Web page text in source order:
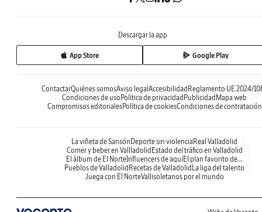
Descargar la app
App Store Google Play
ContactarQuiénes somosAviso legal Accesibilidad Reglamento UE 2024/
Condiciones de uso Política de privacidad Publicidad Mapa web
Compromisos editorialesPolítica de cookiesCondiciones de contratación
La viñeta de Sansón Deporte sin violencia Real Valladolid
Comer y beber en Vallladolid Estado del tráfico en Valladolid
El álbum de El NorteInfluencers de aquíEl plan favorito de...
Pueblos de Valladolid Recetas de Valladolid La liga del talento
Juega con El NorteVallisoletanos por el mundo